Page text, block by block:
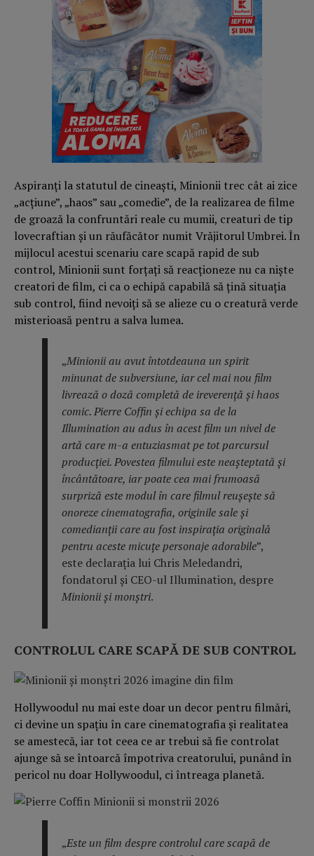
Aspiranți la statutul de cineaști, Minionii trec cât ai zice
„acțiune”, „haos” sau „comedie”, de la realizarea de filme
de groază la confruntări reale cu mumii, creaturi de tip
lovecraftian și un răufăcător numit Vrăjitorul Umbrei. În
mijlocul acestui scenariu care scapă rapid de sub
control, Minionii sunt forțați să reacționeze nu ca niște
creatori de film, ci ca o echipă capabilă să țină situația
sub control, fiind nevoiți să se alieze cu o creatură verde
misterioasă pentru a salva lumea.
„Minionii au avut întotdeauna un spirit
minunat de subversiune, iar cel mai nou film
livrează o doză completă de ireverență și haos
comic. Pierre Coffin și echipa sa de la
Illumination au adus în acest film un nivel de
artă care m-a entuziasmat pe tot parcursul
producției. Povestea filmului este neașteptată și
încântătoare, iar poate cea mai frumoasă
surpriză este modul în care filmul reușește să
onoreze cinematografia, originile sale și
comedianții care au fost inspirația originală
pentru aceste micuțe personaje adorabile”,
este declarația lui Chris Meledandri,
fondatorul și CEO-ul Illumination, despre
Minionii și monștri.
CONTROLUL CARE SCAPĂ DE SUB CONTROL
Hollywoodul nu mai este doar un decor pentru filmări,
ci devine un spațiu în care cinematografia și realitatea
se amestecă, iar tot ceea ce ar trebui să fie controlat
ajunge să se întoarcă împotriva creatorului, punând în
pericol nu doar Hollywoodul, ci întreaga planetă.
„Este un film despre controlul care scapă de